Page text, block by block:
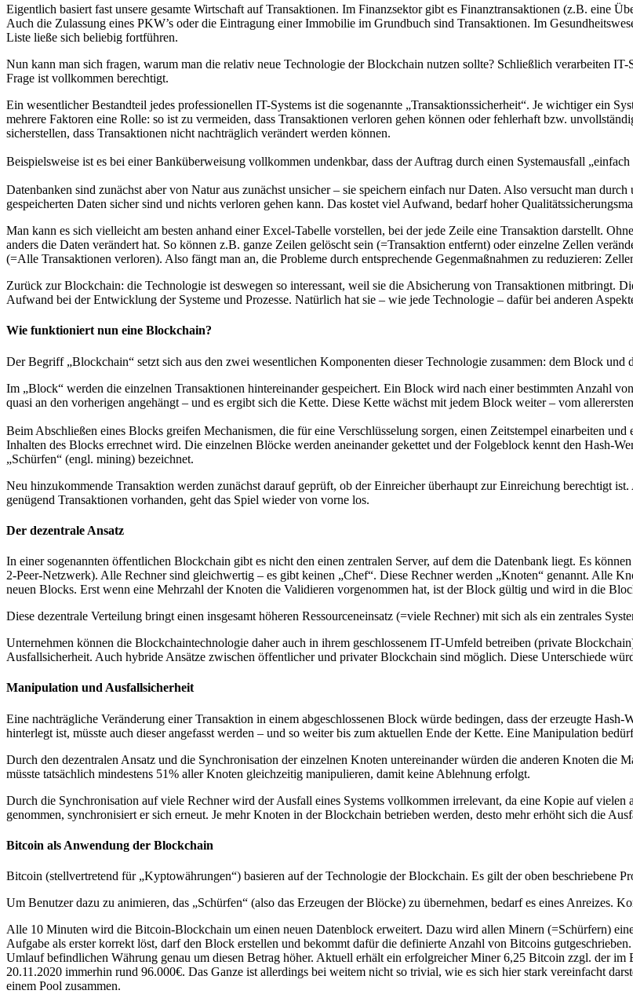
Eigentlich basiert fast unsere gesamte Wirtschaft auf Transaktionen. Im Finanzsektor gibt es Finanztransaktionen (z.B. eine
Auch die Zulassung eines PKW’s oder die Eintragung einer Immobilie im Grundbuch sind Transaktionen. Im
Liste ließe sich beliebig fortführen.
Nun kann man sich fragen, warum man die relativ neue Technologie der Blockchain nutzen sollte? Schließlich verarbeiten
Frage ist vollkommen berechtigt.
Ein wesentlicher Bestandteil jedes professionellen IT-Systems ist die sogenannte „Transaktionssicherheit“. Je wichtiger ein
mehrere Faktoren eine Rolle: so ist zu vermeiden, dass Transaktionen verloren gehen können oder fehlerhaft bzw.
sicherstellen, dass Transaktionen nicht nachträglich verändert werden können.
Beispielsweise ist es bei einer Banküberweisung vollkommen undenkbar, dass der Auftrag durch einen Systemausfall
Datenbanken sind zunächst aber von Natur aus zunächst unsicher – sie speichern einfach nur Daten. Also versucht man
gespeicherten Daten sicher sind und nichts verloren gehen kann. Das kostet viel Aufwand, bedarf hoher
Man kann es sich vielleicht am besten anhand einer Excel-Tabelle vorstellen, bei der jede Zeile eine Transaktion darstellt.
anders die Daten verändert hat. So können z.B. ganze Zeilen gelöscht sein (=Transaktion entfernt) oder einzelne Zellen
(=Alle Transaktionen verloren). Also fängt man an, die Probleme durch entsprechende Gegenmaßnahmen zu reduzieren:
Zurück zur Blockchain: die Technologie ist deswegen so interessant, weil sie die Absicherung von Transaktionen mitbringt.
Aufwand bei der Entwicklung der Systeme und Prozesse. Natürlich hat sie – wie jede Technologie – dafür bei anderen
Wie funktioniert nun eine Blockchain?
Der Begriff „Blockchain“ setzt sich aus den zwei wesentlichen Komponenten dieser Technologie zusammen: dem Block und
Im „Block“ werden die einzelnen Transaktionen hintereinander gespeichert. Ein Block wird nach einer bestimmten Anzahl
quasi an den vorherigen angehängt – und es ergibt sich die Kette. Diese Kette wächst mit jedem Block weiter – vom
Beim Abschließen eines Blocks greifen Mechanismen, die für eine Verschlüsselung sorgen, einen Zeitstempel einarbeiten
Inhalten des Blocks errechnet wird. Die einzelnen Blöcke werden aneinander gekettet und der Folgeblock kennt den Hash-
„Schürfen“ (engl. mining) bezeichnet.
Neu hinzukommende Transaktion werden zunächst darauf geprüft, ob der Einreicher überhaupt zur Einreichung berechtigt
genügend Transaktionen vorhanden, geht das Spiel wieder von vorne los.
Der dezentrale Ansatz
In einer sogenannten öffentlichen Blockchain gibt es nicht den einen zentralen Server, auf dem die Datenbank liegt. Es
2-Peer-Netzwerk). Alle Rechner sind gleichwertig – es gibt keinen „Chef“. Diese Rechner werden „Knoten“ genannt. Alle
neuen Blocks. Erst wenn eine Mehrzahl der Knoten die Validieren vorgenommen hat, ist der Block gültig und wird in die
Diese dezentrale Verteilung bringt einen insgesamt höheren Ressourceneinsatz (=viele Rechner) mit sich als ein zentrales
Unternehmen können die Blockchaintechnologie daher auch in ihrem geschlossenem IT-Umfeld betreiben (private
Ausfallsicherheit. Auch hybride Ansätze zwischen öffentlicher und privater Blockchain sind möglich. Diese Unterschiede
Manipulation und Ausfallsicherheit
Eine nachträgliche Veränderung einer Transaktion in einem abgeschlossenen Block würde bedingen, dass der erzeugte
hinterlegt ist, müsste auch dieser angefasst werden – und so weiter bis zum aktuellen Ende der Kette. Eine Manipulation
Durch den dezentralen Ansatz und die Synchronisation der einzelnen Knoten untereinander würden die anderen Knoten
müsste tatsächlich mindestens 51% aller Knoten gleichzeitig manipulieren, damit keine Ablehnung erfolgt.
Durch die Synchronisation auf viele Rechner wird der Ausfall eines Systems vollkommen irrelevant, da eine Kopie auf
genommen, synchronisiert er sich erneut. Je mehr Knoten in der Blockchain betrieben werden, desto mehr erhöht sich die
Bitcoin als Anwendung der Blockchain
Bitcoin (stellvertretend für „Kyptowährungen“) basieren auf der Technologie der Blockchain. Es gilt der oben beschriebene
Um Benutzer dazu zu animieren, das „Schürfen“ (also das Erzeugen der Blöcke) zu übernehmen, bedarf es eines Anreizes.
Alle 10 Minuten wird die Bitcoin-Blockchain um einen neuen Datenblock erweitert. Dazu wird allen Minern (=Schürfern)
Aufgabe als erster korrekt löst, darf den Block erstellen und bekommt dafür die definierte Anzahl von Bitcoins
Umlauf befindlichen Währung genau um diesen Betrag höher. Aktuell erhält ein erfolgreicher Miner 6,25 Bitcoin zzgl. der
20.11.2020 immerhin rund 96.000€. Das Ganze ist allerdings bei weitem nicht so trivial, wie es sich hier stark vereinfacht
einem Pool zusammen.